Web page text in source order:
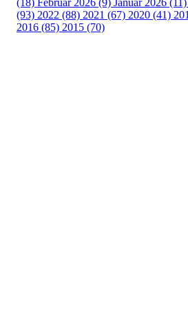
(18) Februar 2026 (9) Januar 2026 (11)
(93) 2022 (88) 2021 (67) 2020 (41)
2016 (85) 2015 (70)